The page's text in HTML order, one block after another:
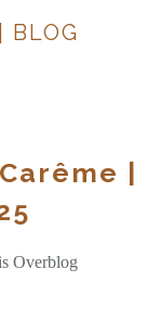
BLOG
|
Overblog